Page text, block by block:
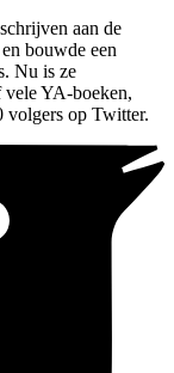
aan de
bouwde een
Nu is ze
vele YA-boeken,
volgers op Twitter.